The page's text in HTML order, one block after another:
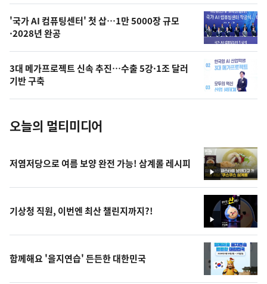
오
의
사
진
'국가 AI 컴퓨팅센터' 첫 삽…1만 5000장 규모
·2028년 완공
3대 메가프로젝트 신속 추진…수출 5강·1조 달러
기반 구축
오늘의 멀티미디어
영
상
저염저당으로 여름 보양 완전 가능! 삼계롤 레시피
영
상
기상청 직원, 이번엔 최산 챌린지까지?!
함께해요 '을지연습' 든든한 대한민국